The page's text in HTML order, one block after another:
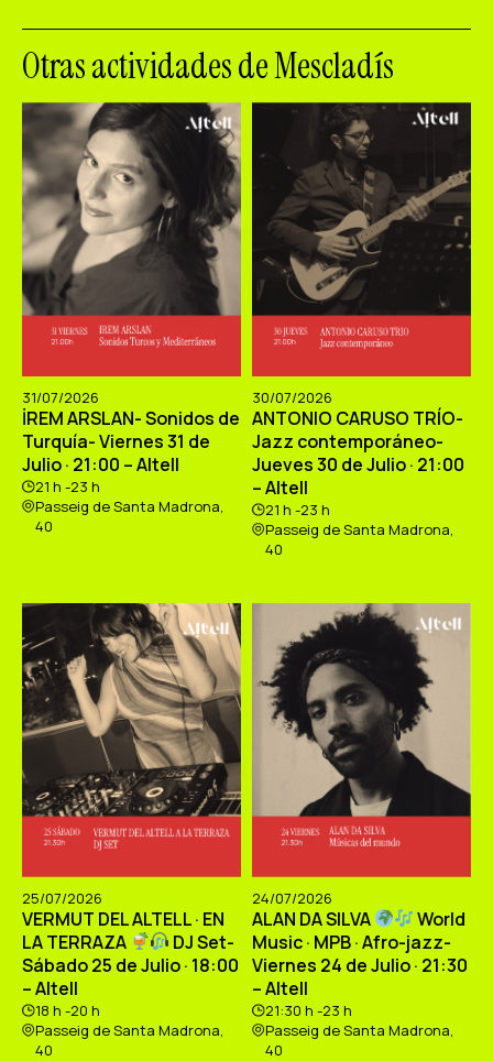
Otras actividades de Mescladís
31/07/2026
İREM ARSLAN- Sonidos de
Turquía- Viernes 31 de
Julio · 21:00 – Altell
21 h -23 h
Passeig de Santa Madrona,
40
30/07/2026
ANTONIO CARUSO TRÍO-
Jazz contemporáneo-
Jueves 30 de Julio · 21:00
– Altell
21 h -23 h
Passeig de Santa Madrona,
40
25/07/2026
VERMUT DEL ALTELL · EN
LA TERRAZA
DJ Set-
Sábado 25 de Julio · 18:00
– Altell
18 h -20 h
Passeig de Santa Madrona,
40
24/07/2026
ALAN DA SILVA
World
Music · MPB · Afro-jazz-
Viernes 24 de Julio · 21:30
– Altell
21:30 h -23 h
Passeig de Santa Madrona,
40